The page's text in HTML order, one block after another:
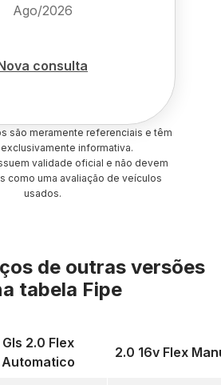
Ago/2026
consulta
são meramente referenciais e têm
informativa.
validade oficial e não devem
como uma avaliação de veículos
usados.
de outras versões
tabela Fipe
Gls 2.0 Flex
Automatico
2.0 16v Flex